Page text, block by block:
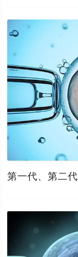
第一代、第二